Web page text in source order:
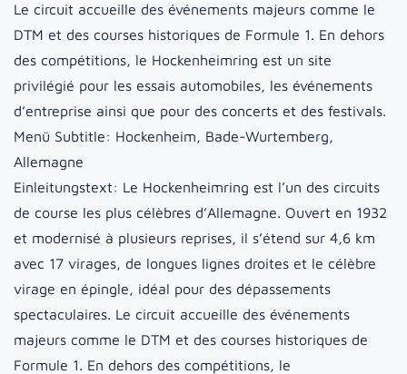
Le circuit accueille des événements majeurs comme le
DTM et des courses historiques de Formule 1. En dehors
des compétitions, le Hockenheimring est un site
privilégié pour les essais automobiles, les événements
d’entreprise ainsi que pour des concerts et des festivals.
Menü Subtitle: Hockenheim, Bade-Wurtemberg,
Allemagne
Einleitungstext: Le Hockenheimring est l’un des circuits
de course les plus célèbres d’Allemagne. Ouvert en 1932
et modernisé à plusieurs reprises, il s’étend sur 4,6 km
avec 17 virages, de longues lignes droites et le célèbre
virage en épingle, idéal pour des dépassements
spectaculaires. Le circuit accueille des événements
majeurs comme le DTM et des courses historiques de
Formule 1. En dehors des compétitions, le